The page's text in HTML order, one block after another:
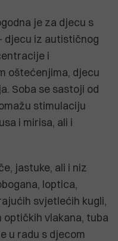
je za djecu s
djecu iz autističnog
i
oštećenjima, djecu
Soba se sastoji od
stimulaciju
i mirisa, ali i
jastuke, ali i niz
loptica,
svjetlećih kugli,
vlakana, tuba
u radu s djecom